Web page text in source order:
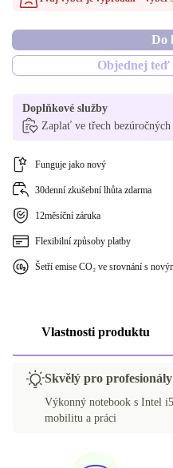
Do
Objednej teď
Doplňkové služby
Zaplať ve třech bezúročných
Funguje jako nový
30denní zkušební lhůta zdarma
12měsíční záruka
Flexibilní způsoby platby
Šetří emise CO₂ ve srovnání s
Vlastnosti produktu
Skvělý pro
Výkonný notebook s Intel
mobilitu a práci